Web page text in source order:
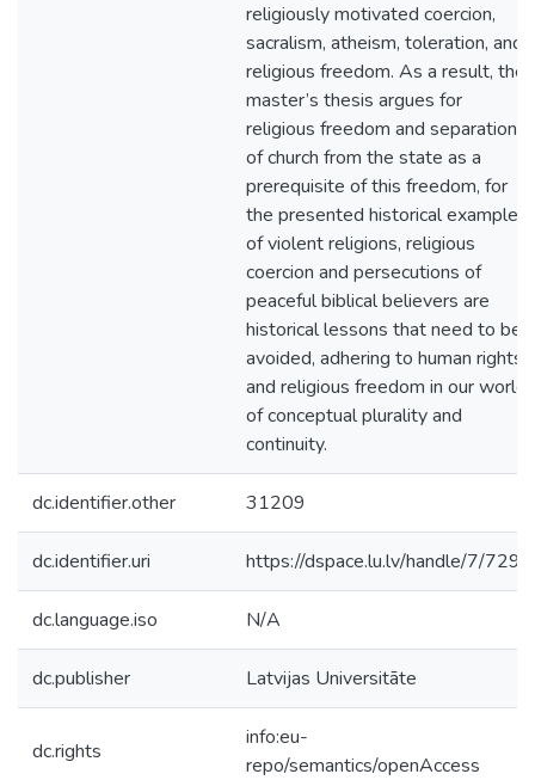
religiously motivated coercion,
sacralism, atheism, toleration, and
religious freedom. As a result, the
master’s thesis argues for
religious freedom and separation
of church from the state as a
prerequisite of this freedom, for
the presented historical examples
of violent religions, religious
coercion and persecutions of
peaceful biblical believers are
historical lessons that need to be
avoided, adhering to human rights
and religious freedom in our world
of conceptual plurality and
continuity.
dc.identifier.other 31209
dc.identifier.uri https://dspace.lu.lv/handle/7/7298
dc.language.iso N/A
dc.publisher Latvijas Universitāte
dc.rights
info:eu-
repo/semantics/openAccess